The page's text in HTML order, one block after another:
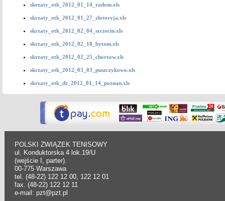
skrzaty_otk_2012_01_14_radom.xls
skrzaty_otk_2012_01_27_zlotoryja.xls
skrzaty_otk_2012_02_04_szczecin.xls
skrzaty_otk_2012_02_18_bytom.xls
skrzaty_otk_2012_02_25_chorzow.xls
skrzaty_otk_2012_03_03_puszczykowo.xls
skrzaty_otk_dz_2012_01_14_poznan.xls
POLSKI ZWIĄZEK TENISOWY
ul. Konduktorska 4 lok.19/U
(wejście I, parter).
00-775 Warszawa
tel. (48-22) 122 12 00, 122 12 01
fax. (48-22) 122 12 11
e-mail: pzt@pzt.pl